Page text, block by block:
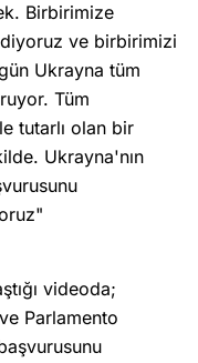
Birbirimize
ve birbirimizi
Ukrayna tüm
Tüm
tutarlı olan bir
Ukrayna'nın
videoda;
Parlamento